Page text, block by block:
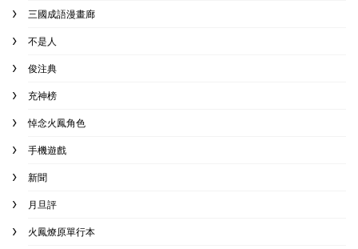
三國成語漫畫廊
不是人
俊注典
充神榜
悼念火鳳角色
手機遊戲
新聞
月旦評
火鳳燎原單行本